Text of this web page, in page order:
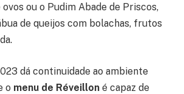
ou o Pudim Abade de Priscos,
de queijos com bolachas, frutos
dá continuidade ao ambiente
o menu de Réveillon é capaz de